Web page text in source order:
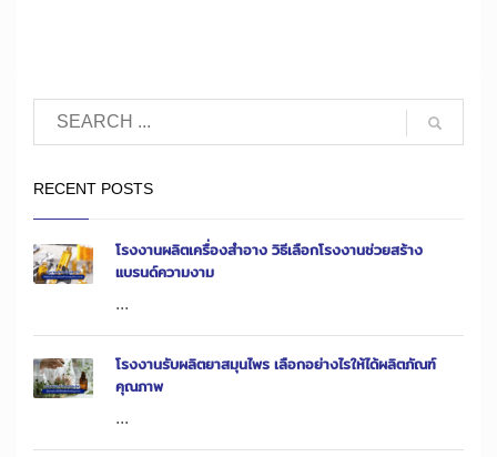
RECENT POSTS
โรงงานผลิตเครื่องสำอาง วิธีเลือกโรงงานช่วยสร้าง
แบรนด์ความงาม
...
โรงงานรับผลิตยาสมุนไพร เลือกอย่างไรให้ได้ผลิตภัณฑ์
คุณภาพ
...